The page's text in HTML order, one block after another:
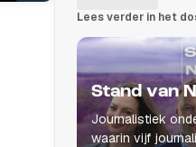
Lees verder in het
Stand van
Journalistiek
waarin vijf